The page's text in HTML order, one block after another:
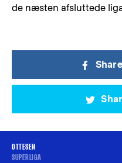
de næsten afsluttede
OTTESEN
SUPERLIGA